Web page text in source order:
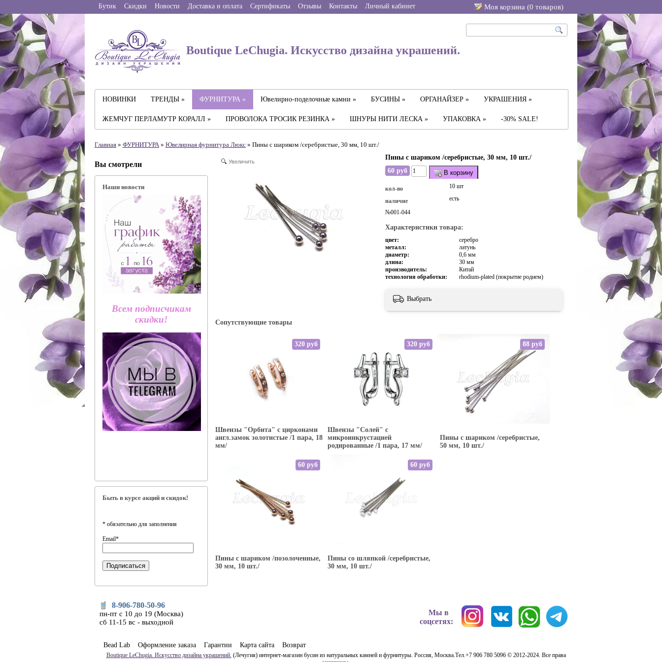
Бутик Скидки Новости Доставка и оплата Сертификаты Отзывы Контакты Личный кабинет Моя корзина (0 товаров)
Boutique LeChugia. Искусство дизайна украшений.
НОВИНКИ ТРЕНДЫ » ФУРНИТУРА » Ювелирно-поделочные камни » БУСИНЫ » ОРГАНАЙЗЕР » УКРАШЕНИЯ »
ЖЕМЧУГ ПЕРЛАМУТР КОРАЛЛ » ПРОВОЛОКА ТРОСИК РЕЗИНКА » ШНУРЫ НИТИ ЛЕСКА » УПАКОВКА » -30% SALE!
Главная » ФУРНИТУРА» Ювелирная фyрнитyра Люкс » Пины с шариком /серебристые, 30 мм, 10 шт./
Вы смотрели
Наши новости
Всем подписчикам
скидки!
Быть в курсе акций и скидок!
* обязательно для заполнения
Email*
Увеличить
Пины с шариком /серебристые, 30 мм, 10 шт./
60 руб
В корзину
кол-во 10 шт
наличие
есть
№001-044
Характеристики товара:
цвет:
серебро
металл:
латунь
диаметр:
0,6 мм
длина:
30 мм
производитель:
Китай
технология обработки:
rhodium-plated (покрытие родием)
Выбрать
Сопутствующие товары
Швензы "Орбита" с цирконами
англ.замок золотистые /1 пара, 18
мм/
320 руб
Швензы "Солей" с
микроинкрустацией
родированные /1 пара, 17 мм/
320 руб
Пины с шариком /серебристые,
50 мм, 10 шт./
88 руб
Пины с шариком /позолоченные,
30 мм, 10 шт./
60 руб
Пины со шляпкой /серебристые,
30 мм, 10 шт./
60 руб
8-906-780-50-96
пн-пт с 10 до 19 (Москва)
сб 11-15 вс - выходной
Мы в
соцсетях:
Bead Lab Оформление заказа Гарантии Карта сайта Возврат
Boutique LeChugia. Искусство дизайна украшений. (Лечугия) интернет-магазин бусин из натуральных камней и фурнитуры. Россия, Москва.Тел.+7 906 780 5096 © 2012-2024. Все права